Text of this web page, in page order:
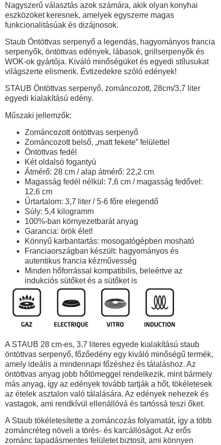
Nagyszerű választás azok számára, akik olyan konyhai
eszközöket keresnek, amelyek egyszerre magas
funkcionalitásúak és dizájnosok.
Staub Öntöttvas serpenyő a legendás, hagyományos francia
serpenyők, öntöttvas edények, lábasok, grillserpenyők és
WOK-ok gyártója. Kiváló minőségüket és egyedi stílusukat
világszerte elismerik. Évtizedekre szóló edények!
STAUB Öntöttvas serpenyő, zománcozott, 28cm/3,7 liter
egyedi kialakítású edény.
Műszaki jellemzők:
Zománcozott öntöttvas serpenyő
Zománcozott belső, „matt fekete” felülettel
Öntöttvas fedél
Két oldalsó fogantyú
Átmérő: 28 cm / alap átmérő: 22,2 cm
Magasság fedél nélkül: 7,6 cm / magasság fedővel:
12,6 cm
Űrtartalom: 3,7 liter / 5-6 főre elegendő
Súly: 5,4 kilogramm
100%-ban környezetbarát anyag
Garancia: örök élet!
Könnyű karbantartás: mosogatógépben mosható
Franciaországban készült: hagyományos és
autentikus francia kézművesség
Minden hőforrással kompatibilis, beleértve az
indukciós sütőket és a sütőket is
A STAUB 28 cm-es, 3,7 literes egyede kialakítású staub
öntöttvas serpenyő, főzőedény egy kiváló minőségű termék,
amely ideális a mindennapi főzéshez és tálaláshoz. Az
öntöttvas anyag jobb hőtömeggel rendelkezik, mint bármely
más anyag, így az edények tovább tartják a hőt, tökéletesek
az ételek asztalon való tálalására. Az edények nehezek és
vastagok, ami rendkívül ellenállóvá és tartóssá teszi őket.
A Staub tökéletesítette a zománcozás folyamatát, így a több
zománcréteg növeli a törés- és karcállóságot. Az erős
zománc tapadásmentes felületet biztosít, ami könnyen